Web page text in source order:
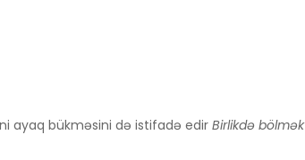
ayaq bükməsini də istifadə edir Birlikdə bölmək